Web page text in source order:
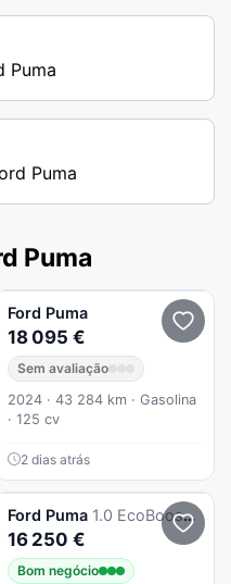
Puma
Puma
Puma
Ford Puma
18 095 €
Sem avaliação
2024 · 43 284 km · Gasolina
· 125 cv
2 dias atrás
Ford Puma 1.0 EcoBoost MHEV ST-Line
16 250 €
Bom negócio